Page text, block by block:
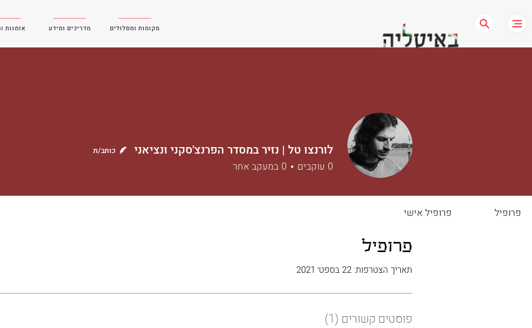
אומנות מדריכים ומידע מקומות ומסלולים
פרופיל
תאריך הצטרפות: 22 בספט׳ 2021
פוסטים קשורים (1)
לורנצו טל | נזיר במסדר הפרנצ'סקני ונציאני כותב/ת
0 עוקבים 0 במעקב אחר
פרופיל אישי פרופיל